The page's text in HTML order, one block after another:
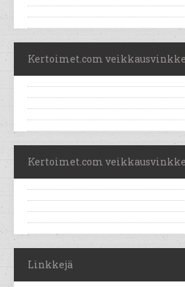
Kertoimet.com
Kertoimet.com
Linkkejä